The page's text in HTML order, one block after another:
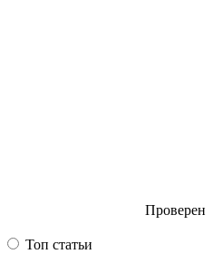
Проверен
Топ статьи